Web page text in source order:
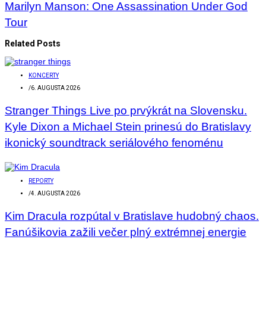
Marilyn Manson: One Assassination Under God
Tour
Related Posts
KONCERTY
/6. AUGUSTA 2026
Stranger Things Live po prvýkrát na Slovensku.
Kyle Dixon a Michael Stein prinesú do Bratislavy
ikonický soundtrack seriálového fenoménu
REPORTY
/4. AUGUSTA 2026
Kim Dracula rozpútal v Bratislave hudobný chaos.
Fanúšikovia zažili večer plný extrémnej energie